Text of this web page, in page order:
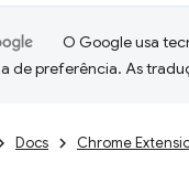
O Google usa
de preferência. As
Docs Chrome